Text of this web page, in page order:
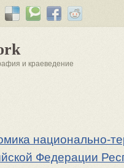
и краеведение
национально-
Федерации